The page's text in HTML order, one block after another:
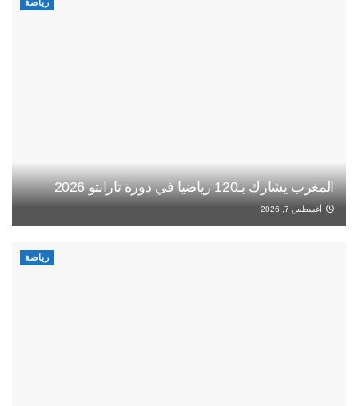
رياضة
المغرب يشارك بـ120 رياضيا في دورة تارانتو 2026
أغسطس 7, 2026
رياضة